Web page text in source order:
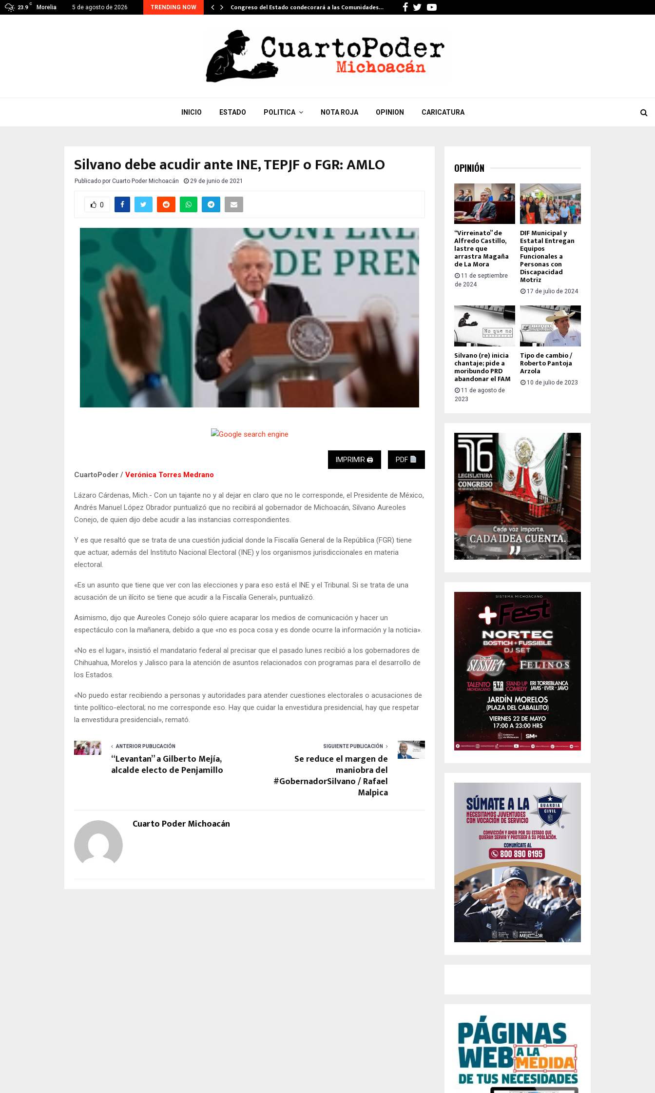
23.9
C
Morelia 5 de agosto de 2026 TRENDING NOW
suma 48 detenidos por extorsión; el… Congreso del Estado condecorará a las Comunidades… Facebook
TwitterYoutube
INICIO ESTADO POLITICA NOTA ROJA OPINION CARICATURA
Silvano debe acudir ante INE, TEPJF o FGR: AMLO
Publicado por Cuarto Poder Michoacán 29 de junio de 2021
0
IMPRIMIR 🖨 PDF
CuartoPoder / Verónica Torres Medrano
Lázaro Cárdenas, Mich.- Con un tajante no y al dejar en claro que no le corresponde, el Presidente de México,
Andrés Manuel López Obrador puntualizó que no recibirá al gobernador de Michoacán, Silvano Aureoles
Conejo, de quien dijo debe acudir a las instancias correspondientes.
Y es que resaltó que se trata de una cuestión judicial donde la Fiscalía General de la República (FGR) tiene
que actuar, además del Instituto Nacional Electoral (INE) y los organismos jurisdiccionales en materia
electoral.
«Es un asunto que tiene que ver con las elecciones y para eso está el INE y el Tribunal. Si se trata de una
acusación de un ilícito se tiene que acudir a la Fiscalía General», puntualizó.
Asimismo, dijo que Aureoles Conejo sólo quiere acaparar los medios de comunicación y hacer un
espectáculo con la mañanera, debido a que «no es poca cosa y es donde ocurre la información y la noticia».
«No es el lugar», insistió el mandatario federal al precisar que el pasado lunes recibió a los gobernadores de
Chihuahua, Morelos y Jalisco para la atención de asuntos relacionados con programas para el desarrollo de
los Estados.
«No puedo estar recibiendo a personas y autoridades para atender cuestiones electorales o acusaciones de
tinte político-electoral; no me corresponde eso. Hay que cuidar la envestidura presidencial, hay que respetar
la envestidura presidencial», remató.
ANTERIOR PUBLICACIÓN
“Levantan” a Gilberto Mejía,
alcalde electo de Penjamillo
SIGUIENTE PUBLICACIÓN
Se reduce el margen de
maniobra del
#GobernadorSilvano / Rafael
Malpica
Cuarto Poder Michoacán
OPINIÓN
“Virreinato” de
Alfredo Castillo,
lastre que
arrastra Magaña
de La Mora
11 de septiembre
de 2024
DIF Municipal y
Estatal Entregan
Equipos
Funcionales a
Personas con
Discapacidad
Motriz
17 de julio de 2024
Silvano (re) inicia
chantaje; pide a
moribundo PRD
abandonar el FAM
11 de agosto de
2023
Tipo de cambio /
Roberto Pantoja
Arzola
10 de julio de 2023